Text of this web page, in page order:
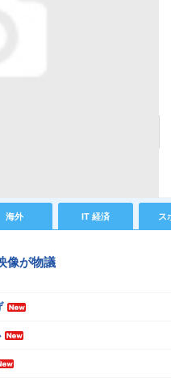
海外 IT 経済 ス
像が物議